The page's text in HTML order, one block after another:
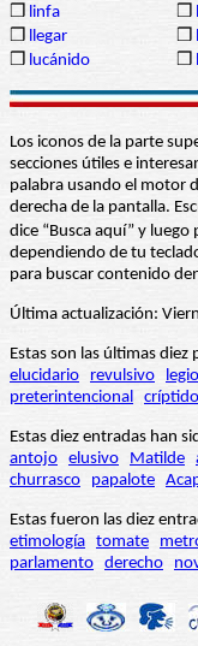
❒ linfa ❒
❒ llegar ❒
❒ lucánido ❒
Los iconos de la parte
secciones útiles e
palabra usando el motor
derecha de la pantalla.
dice “Busca aquí” y
dependiendo de tu
para buscar contenido
Última actualización:
Estas son las últimas
elucidario
revulsivo
preterintencional críptido
Estas diez entradas han
antojo elusivo Matilde
churrasco
papalote
Estas fueron las diez
etimología tomate
parlamento derecho